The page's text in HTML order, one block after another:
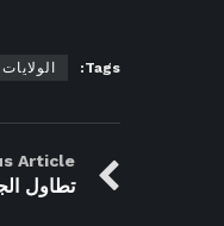
Tags:
Article
تطاول